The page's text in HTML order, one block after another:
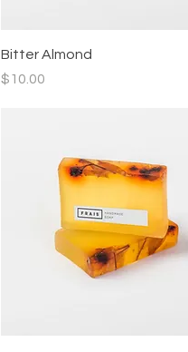
Bitter Almond
價格
$10.00